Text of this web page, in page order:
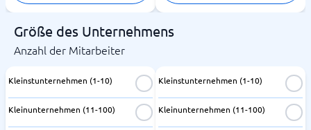
Größe des Unternehmens
Anzahl der Mitarbeiter
Kleinstunternehmen (1-10)
Kleinunternehmen (11-100)
Kleinstunternehmen (1-10)
Kleinunternehmen (11-100)